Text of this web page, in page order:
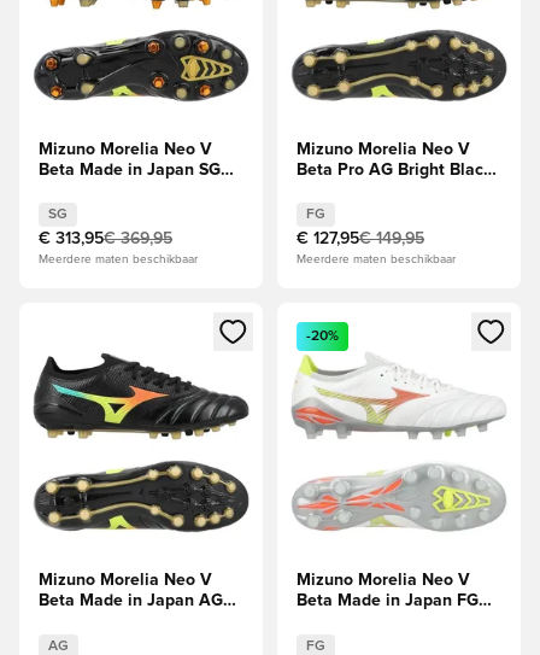
Mizuno Morelia Neo V
Beta Made in Japan SG
Zwart/Oranje
SG
€ 313,95€ 369,95
Meerdere maten beschikbaar
Mizuno Morelia Neo V
Beta Pro AG Bright Black
Prim
FG
€ 127,95€ 149,95
Meerdere maten beschikbaar
Opent een venster om in te loggen of je aan te melden als
Mizuno Morelia Neo V
Beta Made in Japan AG
Zwart/Oranje
AG
Opent een venster om in te
-20%
Mizuno Morelia Neo V
Beta Made in Japan FG
Wit/Oranje/Evening Prim
FG